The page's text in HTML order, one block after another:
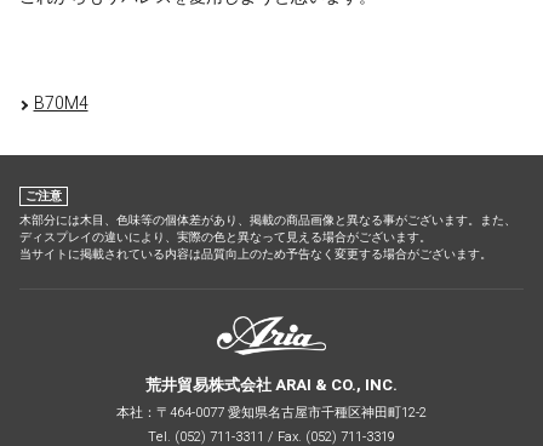
B70M4
ご注意
木部分には木目、色味等の個体差があり、掲載の商品画像と異なる事がございます。また、
ディスプレイの違いにより、実際の色と異なって見える場合がございます。
当サイトに掲載されている内容は品質向上のため予告なく変更する場合がございます。
荒井貿易株式会社 ARAI & CO., INC.
本社：〒464-0077 愛知県名古屋市千種区神田町12-2
Tel. (052) 711-3311 / Fax. (052) 711-3319